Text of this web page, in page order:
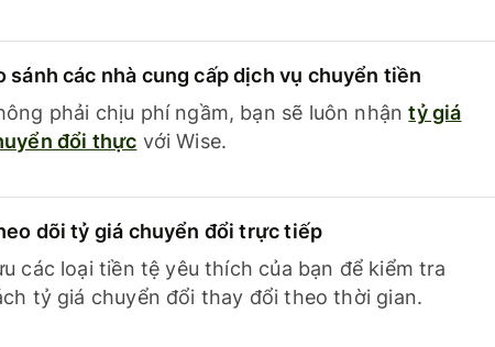
sánh các nhà cung cấp dịch vụ chuyển tiền
phải chịu phí ngầm, bạn sẽ luôn nhậntỷ giá
đổi thực với Wise.
dõi tỷ giá chuyển đổi trực tiếp
các loại tiền tệ yêu thích của bạn để kiểm tra
tỷ giá chuyển đổi thay đổi theo thời gian.